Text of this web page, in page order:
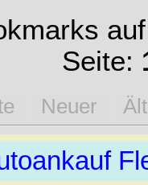
Seite:
Neuer